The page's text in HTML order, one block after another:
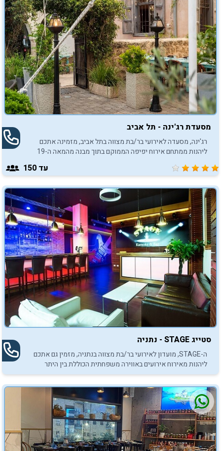
מסעדת רג'ינה - תל אביב
רג'ינה, מסעדה לאירועי בר/בת מצווה בתל אביב, מזמינה אתכם
ליהנות ממתחם אירוח יפיפה הממוקם בתוך מבנה מהמאה ה-19
במתחם התחנה.
עד 150
סטייג STAGE - נתניה
ה-STAGE, מועדון לאירועי בר/בת מצווה בנתניה, מזמין גם אתכם
ליהנות מאירוח אירועים באווירה משפחתית הכוללת בין היתר
תפריט אירוח עשיר ומגוון ובהתאמה אישית!